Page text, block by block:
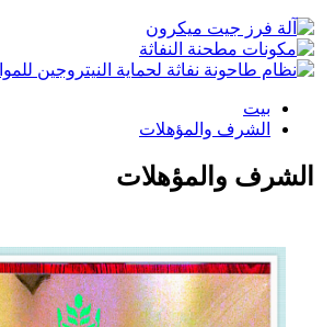
بيت
الشرف والمؤهلات
الشرف والمؤهلات